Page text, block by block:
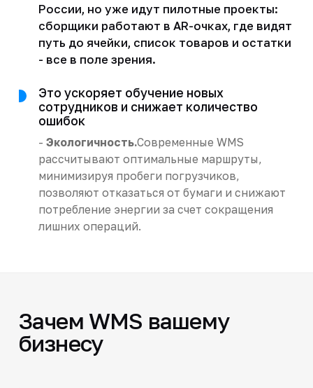
России, но уже идут пилотные проекты:
сборщики работают в AR-очках, где видят
путь до ячейки, список товаров и остатки
- все в поле зрения.
Это ускоряет обучение новых
сотрудников и снижает количество
ошибок
- Экологичность.Современные WMS
рассчитывают оптимальные маршруты,
минимизируя пробеги погрузчиков,
позволяют отказаться от бумаги и снижают
потребление энергии за счет сокращения
лишних операций.
Зачем WMS вашему
бизнесу